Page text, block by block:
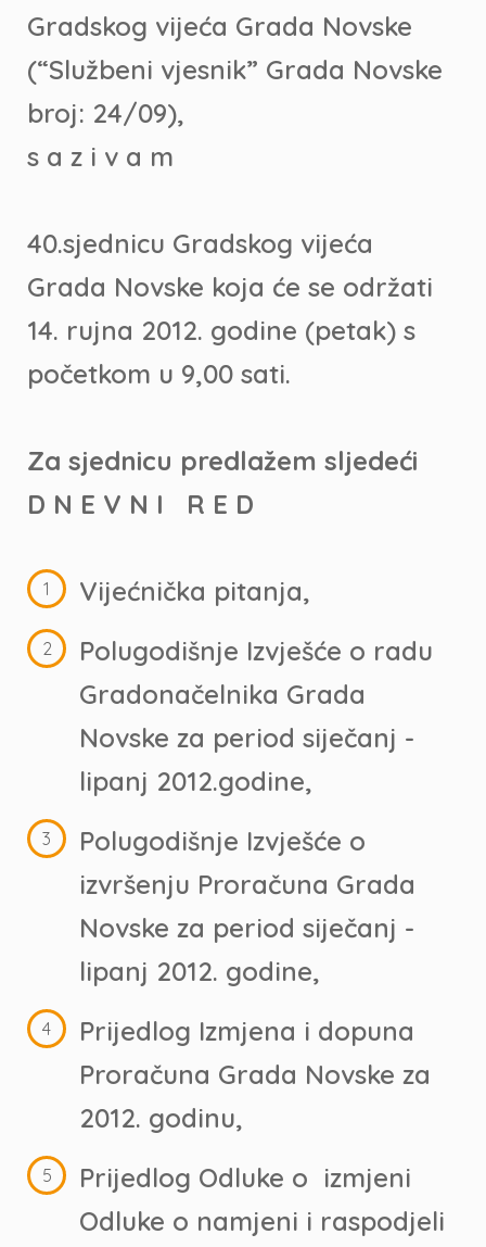
Gradskog vijeća Grada Novske
(“Službeni vjesnik” Grada Novske
broj: 24/09),
s a z i v a m
40.sjednicu Gradskog vijeća
Grada Novske koja će se održati
14. rujna 2012. godine (petak) s
početkom u 9,00 sati.
Za sjednicu predlažem sljedeći
D N E V N I R E D
Vijećnička pitanja,
Polugodišnje Izvješće o radu
Gradonačelnika Grada
Novske za period siječanj -
lipanj 2012.godine,
Polugodišnje Izvješće o
izvršenju Proračuna Grada
Novske za period siječanj -
lipanj 2012. godine,
Prijedlog Izmjena i dopuna
Proračuna Grada Novske za
2012. godinu,
Prijedlog Odluke o izmjeni
Odluke o namjeni i raspodjeli